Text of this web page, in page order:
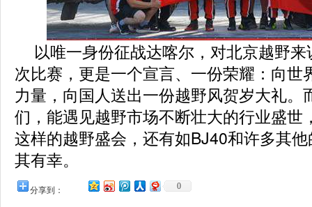
以唯一身份征战达喀尔，对北京越野
次比赛，更是一个宣言、一份荣耀：向世
力量，向国人送出一份越野风贺岁大礼。
们，能遇见越野市场不断壮大的行业盛世
这样的越野盛会，还有如BJ40和许多其
其有幸。
分享到： 0